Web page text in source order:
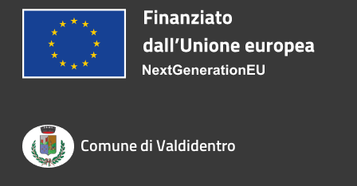
Comune di Valdidentro